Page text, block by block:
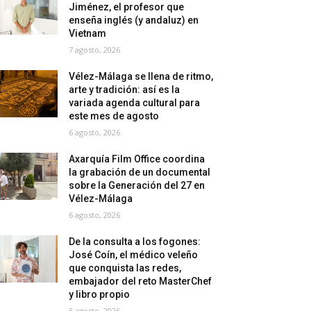
Jiménez, el profesor que
enseña inglés (y andaluz) en
Vietnam
7 agosto, 2026
Vélez-Málaga se llena de ritmo,
arte y tradición: así es la
variada agenda cultural para
este mes de agosto
6 agosto, 2026
Axarquía Film Office coordina
la grabación de un documental
sobre la Generación del 27 en
Vélez-Málaga
6 agosto, 2026
De la consulta a los fogones:
José Coín, el médico veleño
que conquista las redes,
embajador del reto MasterChef
y libro propio